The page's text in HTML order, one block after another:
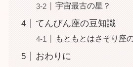
宇宙最古の星？
てんびん座の豆知識
もともとはさそり座
おわりに